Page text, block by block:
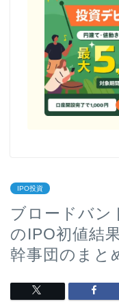
IPO投資
ブロードバン
のIPO初値結
幹事団のまと